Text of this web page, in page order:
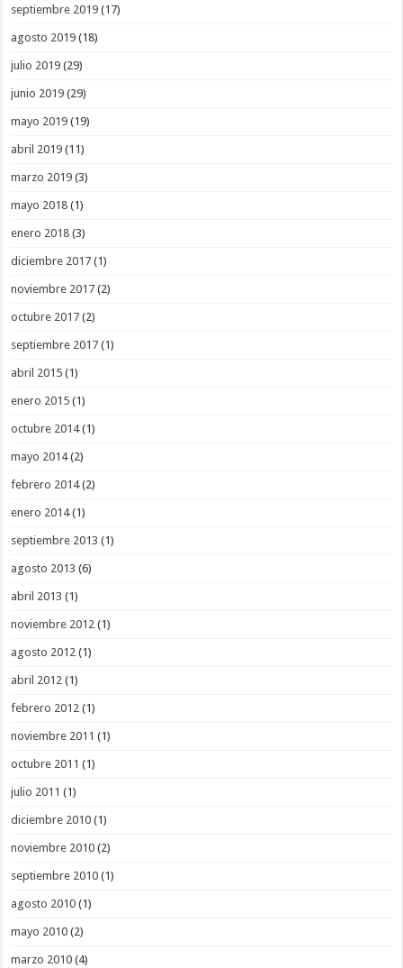
septiembre 2019 (17)
agosto 2019 (18)
julio 2019 (29)
junio 2019 (29)
mayo 2019 (19)
abril 2019 (11)
marzo 2019 (3)
mayo 2018 (1)
enero 2018 (3)
diciembre 2017 (1)
noviembre 2017 (2)
octubre 2017 (2)
septiembre 2017 (1)
abril 2015 (1)
enero 2015 (1)
octubre 2014(1)
mayo 2014(2)
febrero 2014(2)
enero 2014(1)
septiembre 2013 (1)
agosto 2013 (6)
abril 2013 (1)
noviembre 2012 (1)
agosto 2012 (1)
abril 2012 (1)
febrero 2012 (1)
noviembre 2011 (1)
octubre 2011 (1)
julio 2011 (1)
diciembre 2010 (1)
noviembre 2010 (2)
septiembre 2010 (1)
agosto 2010 (1)
mayo 2010 (2)
marzo 2010 (4)